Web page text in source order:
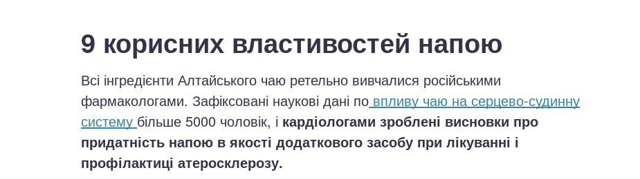
9 корисних властивостей напою
Всі інгредієнти Алтайського чаю ретельно вивчалися російськими
фармакологами. Зафіксовані наукові дані по впливу чаю на серцево-судинну
систему більше 5000 чоловік, і кардіологами зроблені висновки про
придатність напою в якості додаткового засобу при лікуванні і
профілактиці атеросклерозу.